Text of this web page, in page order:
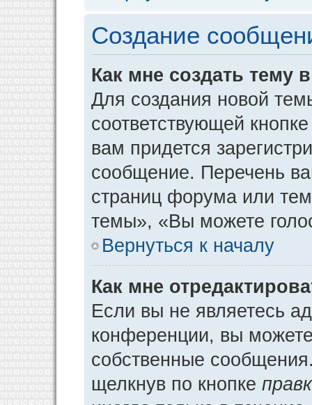
Создание
Как мне создать тему
Для создания новой
соответствующей
вам придется
сообщение. Перечень
страниц форума или
темы», «Вы можете
Вернуться к началу
Как мне
Если вы не являетесь
конференции, вы можете
собственные
щелкнув по кнопке